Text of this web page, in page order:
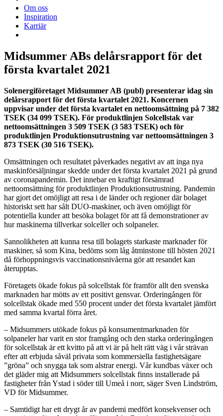
Om oss
Inspiration
Karriär
Midsummer ABs delårsrapport för det
första kvartalet 2021
Solenergiföretaget Midsummer AB (publ) presenterar idag sin
delårsrapport för det första kvartalet 2021. Koncernen
uppvisar under det första kvartalet en nettoomsättning på 7 382
TSEK (34 099 TSEK). För produktlinjen Solcellstak var
nettoomsättningen 3 509 TSEK (3 583 TSEK) och för
produktlinjen Produktionsutrustning var nettoomsättningen 3
873 TSEK (30 516 TSEK).
Omsättningen och resultatet påverkades negativt av att inga nya
maskinförsäljningar skedde under det första kvartalet 2021 på grund
av coronapandemin. Det innebar en kraftigt försämrad
nettoomsättning för produktlinjen Produktionsutrustning. Pandemin
har gjort det omöjligt att resa i de länder och regioner där bolaget
historiskt sett har sålt DUO-maskiner, och även omöjligt för
potentiella kunder att besöka bolaget för att få demonstrationer av
hur maskinerna tillverkar solceller och solpaneler.
Sannolikheten att kunna resa till bolagets starkaste marknader för
maskiner, så som Kina, bedöms som låg åtminstone till hösten 2021
då förhoppningsvis vaccinationsnivåerna gör att resandet kan
återupptas.
Företagets ökade fokus på solcellstak för framför allt den svenska
marknaden har mötts av ett positivt gensvar. Orderingången för
solcellstak ökade med 550 procent under det första kvartalet jämfört
med samma kvartal förra året.
– Midsummers utökade fokus på konsumentmarknaden för
solpaneler har varit en stor framgång och den starka orderingången
för solcellstak är ett kvitto på att vi är på helt rätt väg i vår strävan
efter att erbjuda såväl privata som kommersiella fastighetsägare
”gröna” och snygga tak som alstrar energi. Vår kundbas växer och
det gläder mig att Midsummers solcellstak finns installerade på
fastigheter från Ystad i söder till Umeå i norr, säger Sven Lindström,
VD för Midsummer.
– Samtidigt har ett drygt år av pandemi medfört konsekvenser och